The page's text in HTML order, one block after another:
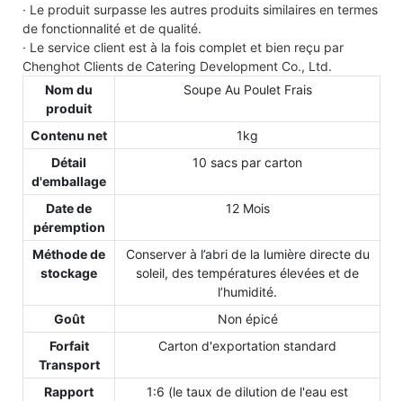
· Le produit surpasse les autres produits similaires en termes
de fonctionnalité et de qualité.
· Le service client est à la fois complet et bien reçu par
Chenghot Clients de Catering Development Co., Ltd.
Nom du
produit
Soupe Au Poulet Frais
Contenu net
1kg
Détail
d'emballage
10 sacs par carton
Date de
péremption
12 Mois
Méthode de
stockage
Conserver à l’abri de la lumière directe du
soleil, des températures élevées et de
l’humidité.
Goût
Non épicé
Forfait
Transport
Carton d'exportation standard
Rapport
1:6 (le taux de dilution de l'eau est